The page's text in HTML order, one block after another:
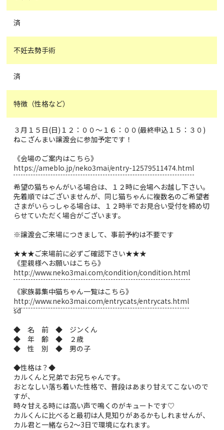
済
不妊去勢手術
済
特徴（性格など）
３月１５日(日)１２：００～１６：００(最終申込１５：３０)
ねこざんまい譲渡会に参加予定です！
《会場のご案内はこちら》
https://ameblo.jp/neko3mai/entry-12579511474.html
希望の猫ちゃんがいる場合は、１２時に会場へお越し下さい。
先着順ではございませんが、同じ猫ちゃんに複数名のご希望者
さまがいらっしゃる場合は、１２時半でお見合い受付を締め切
らせていただく場合がございます。
※譲渡会ご来場につきまして、事前予約は不要です
★★★ご来場前に必ずご確認下さい★★★
《里親様へお願いはこちら》
http://www.neko3mai.com/condition/condition.html
《家族募集中猫ちゃん一覧はこちら》
http://www.neko3mai.com/entrycats/entrycats.html
sd
◆ 名 前 ◆ ジンくん
◆ 年 齢 ◆ ２歳
◆ 性 別 ◆ 男の子
◆性格は？◆
カルくんと兄弟でお兄ちゃんです。
おとなしい落ち着いた性格で、普段はあまり甘えてこないので
すが、
時々甘える時には高い声で鳴くのがキュートです♡
カルくんに比べると最初は人見知りがあるかもしれませんが、
カル君と一緒なら2〜3日で環境になれます。